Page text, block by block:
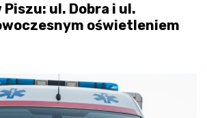
ul. Dobra i ul.
oświetleniem